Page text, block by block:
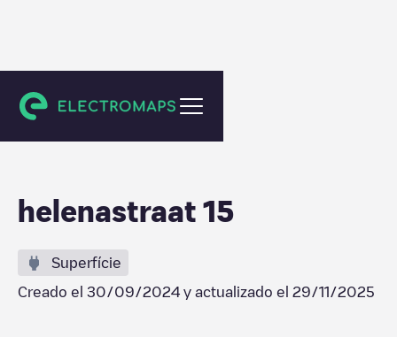
Delft
helenastraat 15
Superfície
Creado el 30/09/2024 y actualizado el 29/11/2025